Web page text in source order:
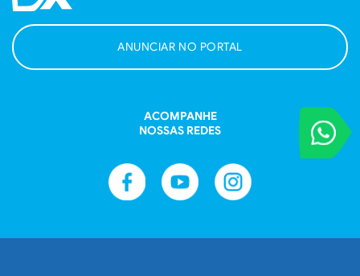
VOCÊ
Entre em
ANUNCIAR NO PORTAL
ACOMPANHE
NOSSAS REDES